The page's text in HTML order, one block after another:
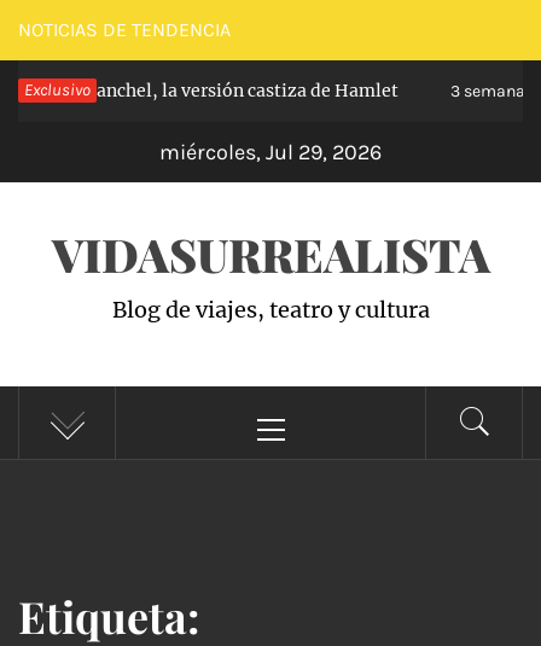
Saltar
al
contenido
NOTICIAS DE TENDENCIA
Exclusivo
de Carabanchel, la versión castiza de Hamlet 3 semanas
miércoles, Jul 29, 2026
VIDASURREALISTA
Blog de viajes, teatro y cultura
principal
Etiqueta: